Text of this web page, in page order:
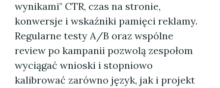
wynikami" CTR, czas na stronie,
konwersje i wskaźniki pamięci reklamy.
Regularne testy A/B oraz wspólne
review po kampanii pozwolą zespołom
wyciągać wnioski i stopniowo
kalibrować zarówno język, jak i projekt